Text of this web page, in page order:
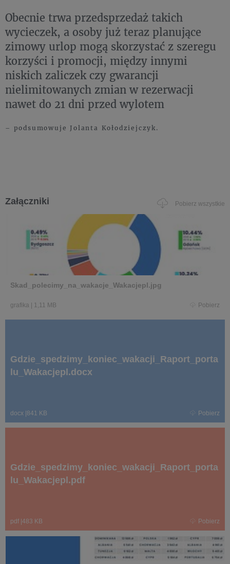
Obecnie trwa przedsprzedaż takich
wycieczek, a osoby już teraz planujące
zimowy urlop mogą skorzystać z szeregu
korzyści i promocji, między innymi
niskich zaliczek czy gwarancji
nielimitowanych zmian w rezerwacji
nawet do 21 dni przed wylotem
– podsumowuje Jolanta Kołodziejczyk.
Załączniki Pobierz wszystkie
Skad_polecimy_na_wakacje_Wakacjepl.jpg
grafika 1,11 MB Pobierz
Gdzie_spedzimy_koniec_wakacji_Raport_porta
lu_Wakacjepl.docx
docx 841 KB Pobierz
Gdzie_spedzimy_koniec_wakacji_Raport_porta
lu_Wakacjepl.pdf
pdf 483 KB Pobierz